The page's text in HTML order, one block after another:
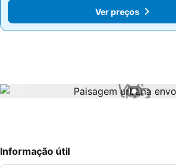
Ver preços
Ver preços
1 / 1
Informação útil